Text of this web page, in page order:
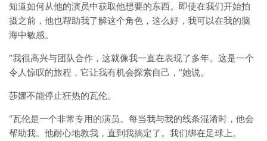
知道如何从他的演员中获取他想要的东西。即使在我们开始拍
摄之前，他也帮助我了解这个角色，这么好，我可以在我的脑
海中敏感。
“我很高兴与团队合作，这就像我一直在表现了多年。这是一个
令人惊叹的旅程，它让我有机会探索自己，“她说。
莎娜不能停止狂热的瓦伦。
“瓦伦是一个非常专用的演员。每当我与我的线条混淆时，他会
帮助我。他耐心地教我，直到我搞定了。我们绑在足球上。